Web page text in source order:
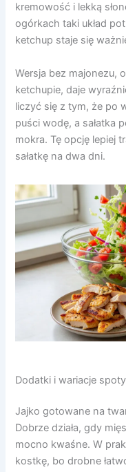
kremowość i lekką
ogórkach taki układ
ketchup staje się
Wersja bez majonezu,
ketchupie, daje
liczyć się z tym, że po
puści wodę, a sałatka
mokra. Tę opcję lepiej
sałatkę na dwa dni.
Dodatki i wariacje
Jajko gotowane na
Dobrze działa, gdy
mocno kwaśne. W
kostkę, bo drobne